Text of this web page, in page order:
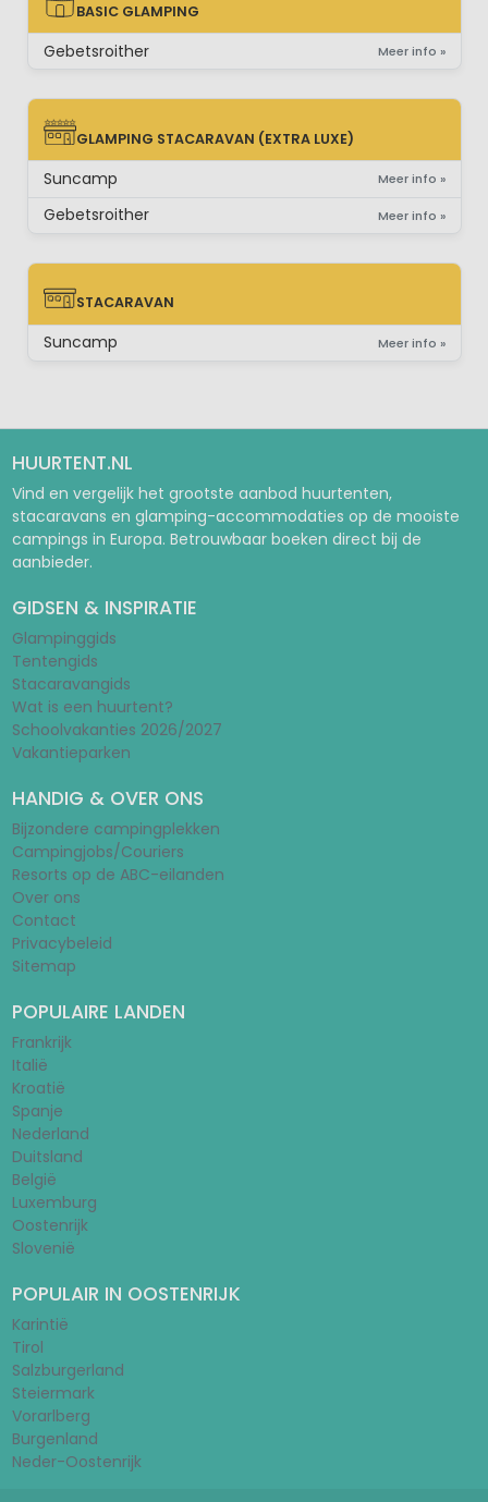
BASIC GLAMPING
BASIC GLAMPING
Gebetsroither Meer info »
GLAMPING STACARAVAN (EXTRA LUXE)
GLAMPING STACARAVAN (EXTRA LUXE)
Suncamp Meer info »
Gebetsroither Meer info »
STACARAVAN
STACARAVAN
Suncamp Meer info »
HUURTENT.NL
Vind en vergelijk het grootste aanbod huurtenten,
stacaravans en glamping-accommodaties op de mooiste
campings in Europa. Betrouwbaar boeken direct bij de
aanbieder.
GIDSEN & INSPIRATIE
Glampinggids
Tentengids
Stacaravangids
Wat is een huurtent?
Schoolvakanties 2026/2027
Vakantieparken
HANDIG & OVER ONS
Bijzondere campingplekken
Campingjobs/Couriers
Resorts op de ABC-eilanden
Over ons
Contact
Privacybeleid
Sitemap
POPULAIRE LANDEN
Frankrijk
Italië
Kroatië
Spanje
Nederland
Duitsland
België
Luxemburg
Oostenrijk
Slovenië
POPULAIR IN OOSTENRIJK
Karintië
Tirol
Salzburgerland
Steiermark
Vorarlberg
Burgenland
Neder-Oostenrijk